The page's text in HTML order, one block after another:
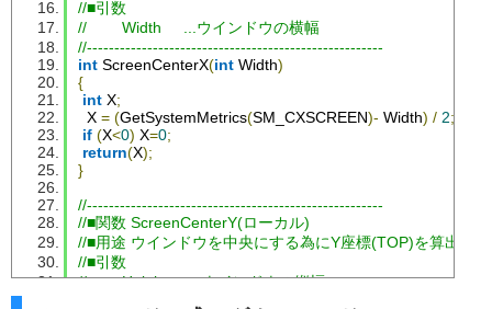
//■引数
//        Width     ...ウインドウの横幅
//------------------------------------------------------
int ScreenCenterX(int Width)
{
int X;
  X
= (GetSystemMetrics(SM_CXSCREEN)- Width) / 2;
if (X<0) X=0;
return(X);
}
//------------------------------------------------------
//■関数 ScreenCenterY(ローカル)
//■用途 ウインドウを中央にする為にY座標(TOP)を算出する
//■引数
//        Height     ...ウインドウの縦幅
//------------------------------------------------------